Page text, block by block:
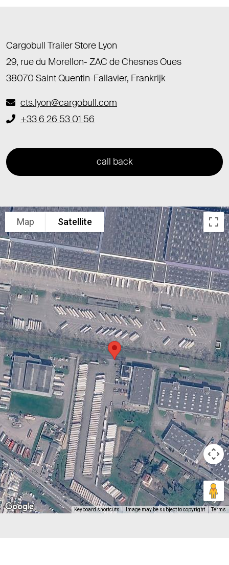
Cargobull Trailer Store Lyon
29, rue du Morellon- ZAC de Chesnes Oues
38070 Saint Quentin-Fallavier, Frankrijk
cts.lyon@cargobull.com
+33 6 26 53 01 56
call back
Map Satellite
Keyboard shortcuts Image may be subject to copyright Terms